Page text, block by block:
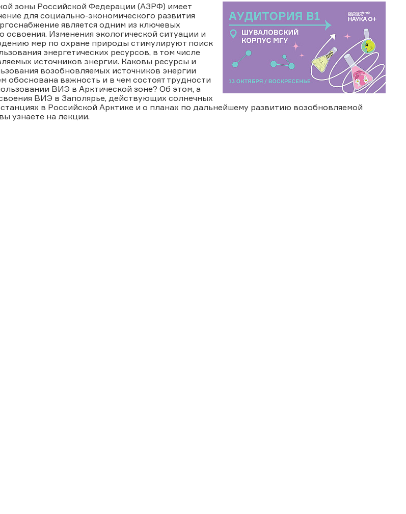
зоны Российской Федерации (АЗРФ) имеет
для социально-экономического развития
является одним из ключевых
освоения. Изменения экологической ситуации и
мер по охране природы стимулируют поиск
энергетических ресурсов, в том числе
источников энергии. Каковы ресурсы и
возобновляемых источников энергии
обоснована важность и в чем состоят трудности
ВИЭ в Арктической зоне? Об этом, а
ВИЭ в Заполярье, действующих солнечных
в Российской Арктике и о планах по дальнейшему развитию возобновляемой
узнаете на лекции.